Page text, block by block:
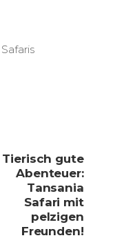
Tierisch gute
Abenteuer:
Tansania
Safari mit
pelzigen
Freunden!